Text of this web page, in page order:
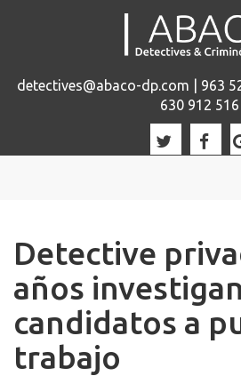
detectives@abaco-dp.com | 963
630 912 516
Detective
años
candidatos a
trabajo